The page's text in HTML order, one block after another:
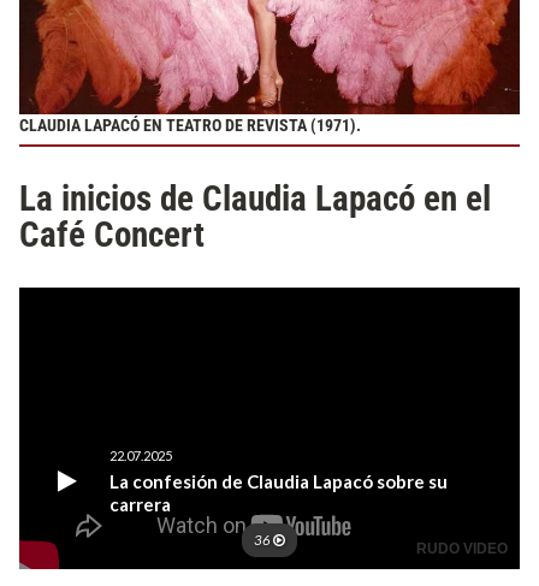
CLAUDIA LAPACÓ EN TEATRO DE REVISTA (1971).
La inicios de Claudia Lapacó en el
Café Concert